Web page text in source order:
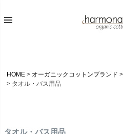
HOME オーガニックコットンブランド
タオル・バス用品
タオル・バス用品